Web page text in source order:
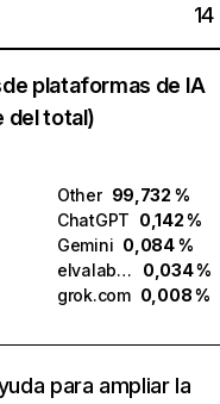
14
plataformas de IA
del total)
Other 99,732 %
ChatGPT 0,142 %
Gemini 0,084 %
elvalabs.ai
0,034 %
grok.com 0,008 %
para ampliar la